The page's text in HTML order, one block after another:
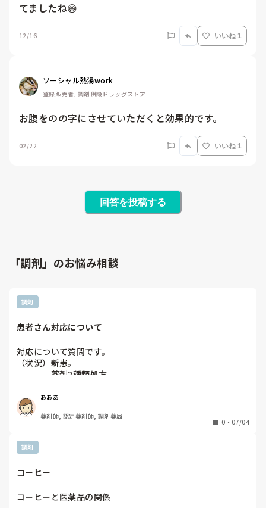
てましたね😅
12/16 いいね 1
ソーシャル熱湯work
登録販売者, 調剤併設ドラッグストア
お腹をのの字にさせていただくと効果的です。
02/22 いいね 1
回答を投稿する
「調剤」のお悩み相談
調剤
患者さん対応について
対応について質問です。
（状況）新患。
薬剤2種類処方。
く　　　取り寄せになる。
患者さんに伝えたところ、「取り寄せなら、在庫ない薬は削
除してほしい。」と言われる。
いが、患者が了承するなら、削除していい。」との返答。
薬剤師の立場から、どのようにするのが正解なのでしょう
あああ
薬剤師, 認定薬剤師, 調剤薬局
0 ・ 07/04
調剤
コーヒー